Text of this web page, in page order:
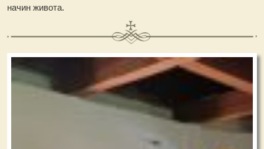
начин живота.